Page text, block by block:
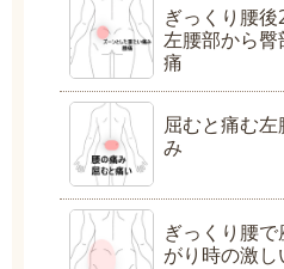
ぎっくり腰
左腰部から
痛
屈むと痛む
み
ぎっくり腰
がり時の激し